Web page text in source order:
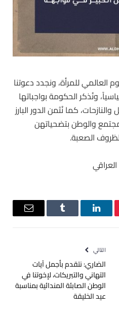
العالمي للمرأة، ونجدد دعوتنا
ونُذكر الحكومة بواجباتها
كما نُثمن الدور البارز
والوطن بتضحياتهن
الصعبة.
لينكدإن Tumblr
البريد
التالي
الضاري: نتقدم بأجمل آيات
التهاني والتبريكات، لإخوتنا في
الوطن الصابئة المندائية بمناسبة
عيد الخليقة